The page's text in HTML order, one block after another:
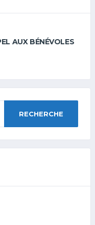
AUX BÉNÉVOLES
RECHERCHE